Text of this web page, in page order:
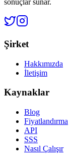
sonuçlar sunar.
Şirket
Hakkımızda
İletişim
Kaynaklar
Blog
Fiyatlandırma
API
SSS
Nasıl Çalışır